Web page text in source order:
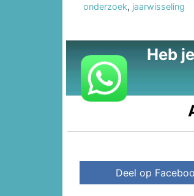
onderzoek, jaarwisseling
Heb
Deel op